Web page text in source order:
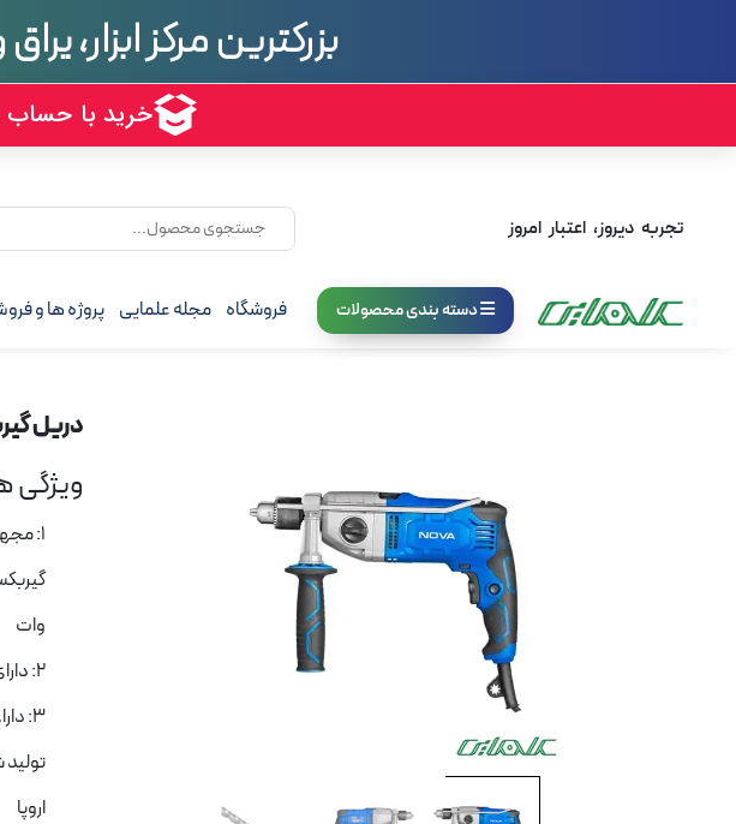
70
تجربه دیروز، اعتبار امروز
دسته بندی محصولات فروشگاه مجله علمایی پروژه ها و
دریل
1:
وات
2: دارای سه نظام آچاری 13 میلی‌متر
3:
اروپا